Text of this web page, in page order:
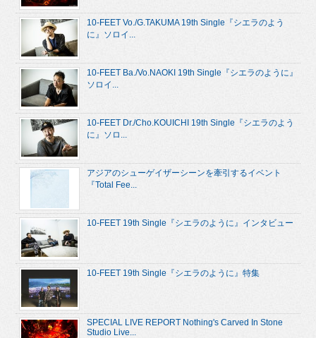
10-FEET Vo./G.TAKUMA 19th Single『シエラのよう
に』ソロイ...
10-FEET Ba./Vo.NAOKI 19th Single『シエラのように』
ソロイ...
10-FEET Dr./Cho.KOUICHI 19th Single『シエラのよう
に』ソロ...
アジアのシューゲイザーシーンを牽引するイベント
『Total Fee...
10-FEET 19th Single『シエラのように』インタビュー
10-FEET 19th Single『シエラのように』特集
SPECIAL LIVE REPORT Nothing's Carved In Stone
Studio Live...